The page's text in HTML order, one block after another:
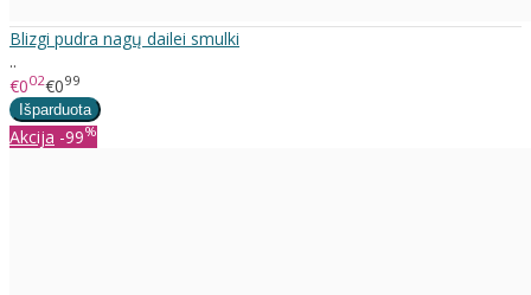
Blizgi pudra nagų dailei smulki
..
€002€099
Akcija -99%